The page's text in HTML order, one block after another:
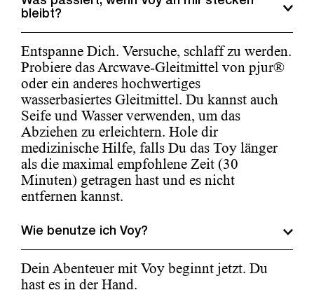
bleibt?
Entspanne Dich. Versuche, schlaff zu werden.
Probiere das Arcwave-Gleitmittel von pjur®
oder ein anderes hochwertiges
wasserbasiertes Gleitmittel. Du kannst auch
Seife und Wasser verwenden, um das
Abziehen zu erleichtern. Hole dir
medizinische Hilfe, falls Du das Toy länger
als die maximal empfohlene Zeit (30
Minuten) getragen hast und es nicht
entfernen kannst.
Wie benutze ich Voy?
Dein Abenteuer mit Voy beginnt jetzt. Du
hast es in der Hand.